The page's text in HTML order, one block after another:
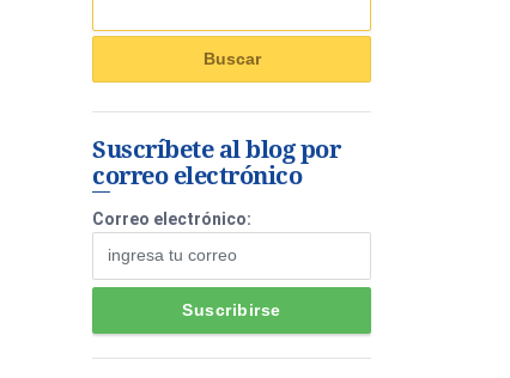
Suscríbete al blog por
correo electrónico
Correo electrónico: